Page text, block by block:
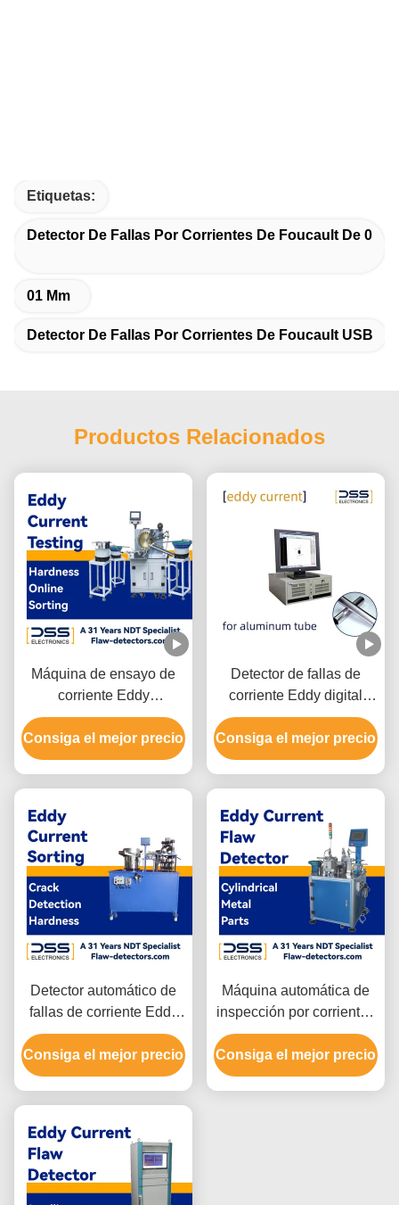
Etiquetas:
Detector De Fallas Por Corrientes De Foucault De 0
01 Mm
Detector De Fallas Por Corrientes De Foucault USB
Productos Relacionados
Máquina de ensayo de
corriente Eddy
electrónica integrada
OEM
Consiga el mejor precio
Detector de fallas de
corriente Eddy digital
inteligente Un canal de
prueba relativamente
independiente
Consiga el mejor precio
Detector automático de
fallas de corriente Eddy
de doble canal para
varillas de metal cortas
Consiga el mejor precio
Máquina automática de
inspección por corrientes
de Foucault de extremo
ODM SWT-610
Consiga el mejor precio